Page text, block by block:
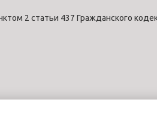
2 статьи 437 Гражданского